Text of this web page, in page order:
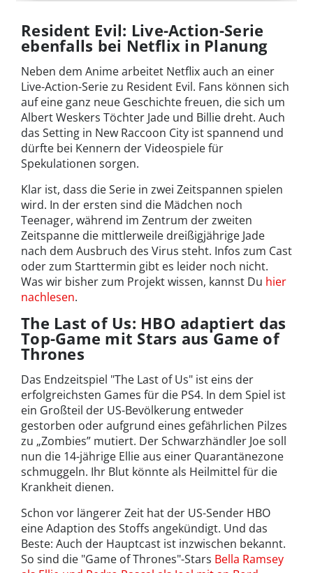
Resident Evil: Live-Action-Serie
ebenfalls bei Netflix in Planung
Neben dem Anime arbeitet Netflix auch an einer
Live-Action-Serie zu Resident Evil. Fans können sich
auf eine ganz neue Geschichte freuen, die sich um
Albert Weskers Töchter Jade und Billie dreht. Auch
das Setting in New Raccoon City ist spannend und
dürfte bei Kennern der Videospiele für
Spekulationen sorgen.
Klar ist, dass die Serie in zwei Zeitspannen spielen
wird. In der ersten sind die Mädchen noch
Teenager, während im Zentrum der zweiten
Zeitspanne die mittlerweile dreißigjährige Jade
nach dem Ausbruch des Virus steht. Infos zum Cast
oder zum Starttermin gibt es leider noch nicht.
Was wir bisher zum Projekt wissen, kannst Du hier
nachlesen.
The Last of Us: HBO adaptiert das
Top-Game mit Stars aus Game of
Thrones
Das Endzeitspiel "The Last of Us" ist eins der
erfolgreichsten Games für die PS4. In dem Spiel ist
ein Großteil der US-Bevölkerung entweder
gestorben oder aufgrund eines gefährlichen Pilzes
zu „Zombies” mutiert. Der Schwarzhändler Joe soll
nun die 14-jährige Ellie aus einer Quarantänezone
schmuggeln. Ihr Blut könnte als Heilmittel für die
Krankheit dienen.
Schon vor längerer Zeit hat der US-Sender HBO
eine Adaption des Stoffs angekündigt. Und das
Beste: Auch der Hauptcast ist inzwischen bekannt.
So sind die "Game of Thrones"-Stars Bella Ramsey